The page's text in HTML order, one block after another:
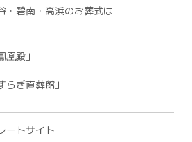
・碧南・高浜のお葬式は
殿」
ぎ直葬館」
ートサイト